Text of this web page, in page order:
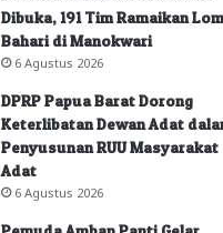
Dibuka, 191 Tim Ramaikan
Bahari di Manokwari
6 Agustus 2026
DPRP Papua Barat Dorong
Keterlibatan Dewan Adat
Penyusunan RUU Masyarakat
Adat
6 Agustus 2026